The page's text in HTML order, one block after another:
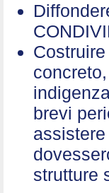
brevi
strutture